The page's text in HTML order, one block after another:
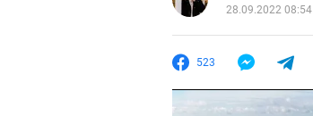
28.09.2022 08:54
523